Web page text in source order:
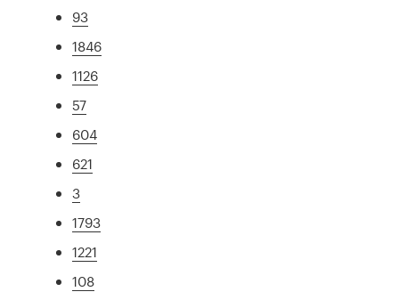
93
1846
1126
57
604
621
3
1793
1221
108